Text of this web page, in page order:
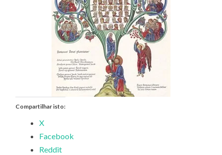
Compartilhar isto:
X
Facebook
Reddit